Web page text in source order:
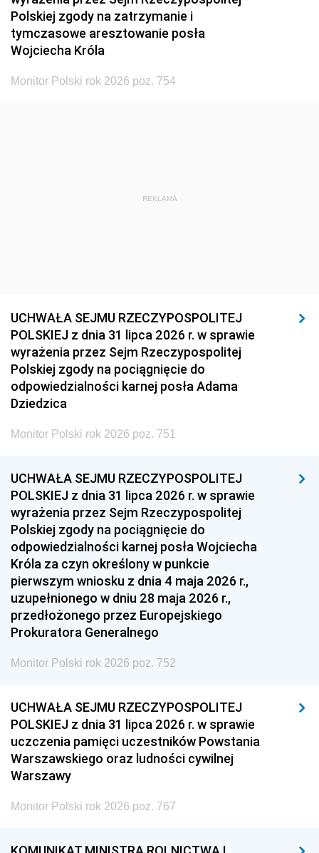
Polskiej zgody na zatrzymanie i
tymczasowe aresztowanie posła
Wojciecha Króla
Monitor Polski rok 2026 poz. 754
REKLAMA
UCHWAŁA SEJMU RZECZYPOSPOLITEJ
POLSKIEJ z dnia 31 lipca 2026 r. w sprawie
wyrażenia przez Sejm Rzeczypospolitej
Polskiej zgody na pociągnięcie do
odpowiedzialności karnej posła Adama
Dziedzica
Monitor Polski rok 2026 poz. 751
UCHWAŁA SEJMU RZECZYPOSPOLITEJ
POLSKIEJ z dnia 31 lipca 2026 r. w sprawie
wyrażenia przez Sejm Rzeczypospolitej
Polskiej zgody na pociągnięcie do
odpowiedzialności karnej posła Wojciecha
Króla za czyn określony w punkcie
pierwszym wniosku z dnia 4 maja 2026 r.,
uzupełnionego w dniu 28 maja 2026 r.,
przedłożonego przez Europejskiego
Prokuratora Generalnego
Monitor Polski rok 2026 poz. 752
UCHWAŁA SEJMU RZECZYPOSPOLITEJ
POLSKIEJ z dnia 31 lipca 2026 r. w sprawie
uczczenia pamięci uczestników Powstania
Warszawskiego oraz ludności cywilnej
Warszawy
Monitor Polski rok 2026 poz. 767